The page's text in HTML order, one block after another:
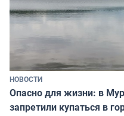
НОВОСТИ
Опасно для жизни: в
запретили купаться в